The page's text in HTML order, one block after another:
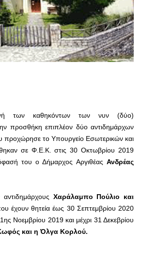
των καθηκόντων των νυν (δύο)
προσθήκη επιπλέον δύο αντιδημάρχων
προχώρησε το Υπουργείο Εσωτερικών και
σε Φ.Ε.Κ. στις 30 Οκτωβρίου 2019
του ο Δήμαρχος Αργιθέας Ανδρέας
Χαράλαμπο Πούλιο και
έχουν θητεία έως 30 Σεπτεμβρίου 2020
Νοεμβρίου 2019 και μέχρι 31 Δεκεβρίου
και η Όλγα Κορλού.